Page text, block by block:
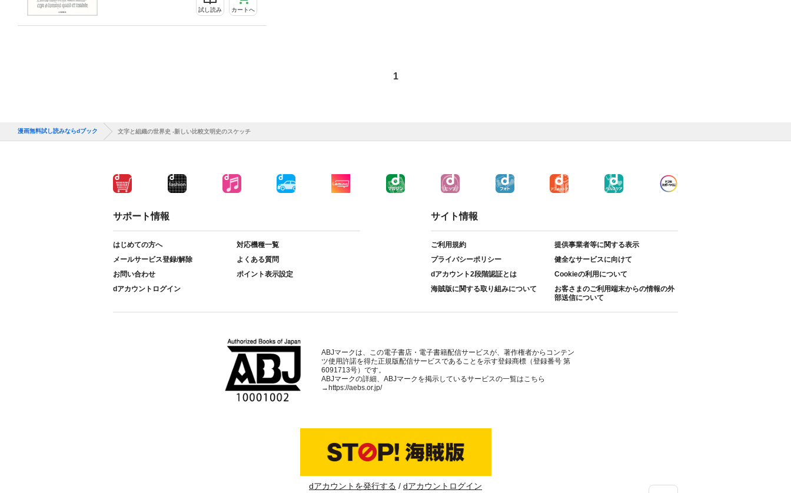
試し読み カートへ
1
漫画無料試し読みならdブック 文字と組織の世界史 -新しい比較文明史のスケッチ
サポート情報
はじめての方へ
対応機種一覧
メールサービス登録/解除
よくある質問
お問い合わせ
ポイント表示設定
dアカウントログイン
サイト情報
ご利用規約
提供事業者等に関する表示
プライバシーポリシー
健全なサービスに向けて
dアカウント2段階認証とは
Cookieの利用について
海賊版に関する取り組みについて
お客さまのご利用端末からの情報の外
部送信について
ABJマークは、この電子書店・電子書籍配信サービスが、著作権者からコンテン
ツ使用許諾を得た正規版配信サービスであることを示す登録商標（登録番号 第
6091713号）です。
ABJマークの詳細、ABJマークを掲示しているサービスの一覧はこちら
→https://aebs.or.jp/
dアカウントを発行する dアカウントログイン